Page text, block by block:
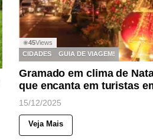
◉45Views
CIDADES
GUIA DE VIAGEM!
Gramado em clima de
que encanta em turistas
15/12/2025
Veja Mais